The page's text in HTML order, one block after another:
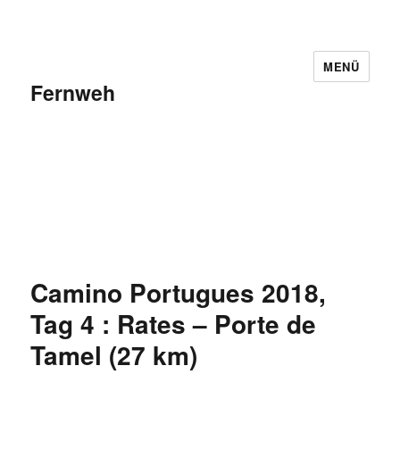
Fernweh
MENÜ
Camino Portugues 2018,
Tag 4 : Rates – Porte de
Tamel (27 km)